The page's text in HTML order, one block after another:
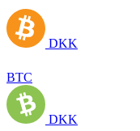
DKK
BTC
DKK